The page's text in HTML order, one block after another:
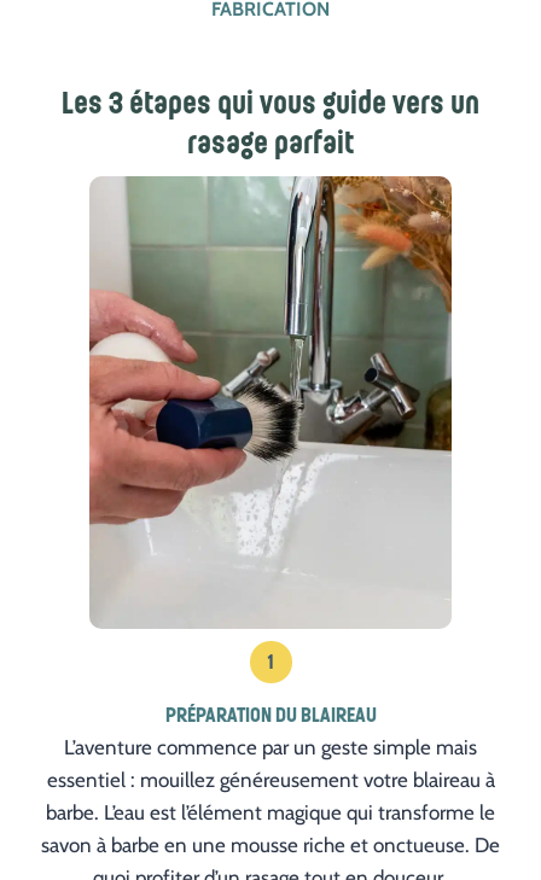
FABRICATION
Les 3 étapes qui vous guide vers un
rasage parfait
1
PRÉPARATION DU BLAIREAU
L’aventure commence par un geste simple mais
essentiel : mouillez généreusement votre blaireau à
barbe. L’eau est l’élément magique qui transforme le
savon à barbe en une mousse riche et onctueuse. De